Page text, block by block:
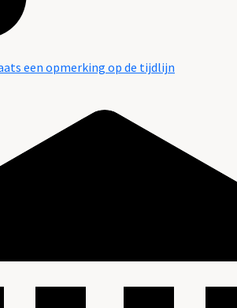
een opmerking op de tijdlijn